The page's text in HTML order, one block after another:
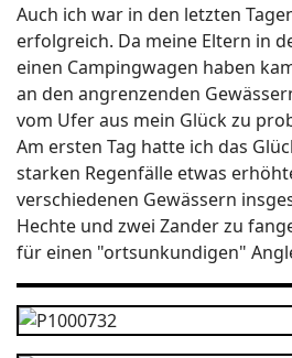
Auch ich war in den letzten
erfolgreich. Da meine Eltern in
einen Campingwagen haben
an den angrenzenden
vom Ufer aus mein Glück zu
Am ersten Tag hatte ich das
starken Regenfälle etwas
verschiedenen Gewässern
Hechte und zwei Zander zu
für einen "ortsunkundigen"